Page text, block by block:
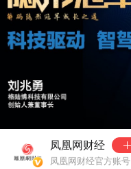
凤凰网财经
凤凰网财经官方账号